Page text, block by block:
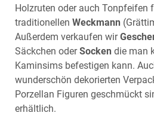
Holzruten oder auch Tonpfeifen
traditionellen Weckmann
Außerdem verkaufen wir
Säckchen oderSocken die man
Kaminsims befestigen kann.
wunderschön dekorierten
Porzellan Figuren geschmückt
erhältlich.